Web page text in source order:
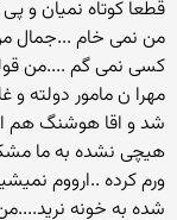
قطعا کوتاه نمیان و
من نمی خام ...جمال
کسی نمی گم ....من
مهرا ن مامور دولته و
شد و اقا هوشنگ هم
هیچی نشده به ما
ورم کرده ..ارووم
شده به خونه